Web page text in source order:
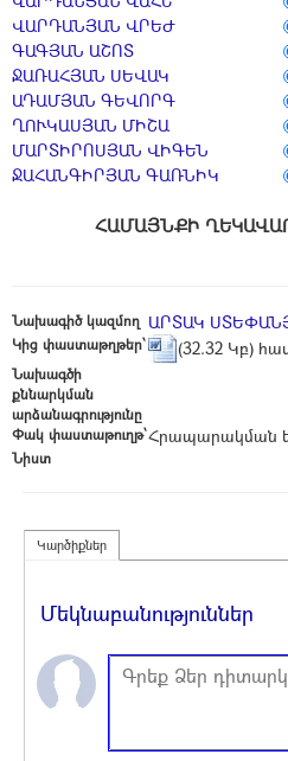
ՎԱՐԴԱՆՅԱՆ ՎՐԵԺ
ԳԱԳՅԱՆ ԱՇՈՏ
ՋԱՌԱՀՅԱՆ ՍԵՎԱԿ
ԱԴԱՄՅԱՆ ԳԵՎՈՐԳ
ՂՈՒԿԱՍՅԱՆ ՄԻՇԱ
ՄԱՐՏԻՐՈՍՅԱՆ ՎԻԳԵՆ
ՋԱՀԱՆԳԻՐՅԱՆ ԳԱՌՆԻԿ
ՀԱՄԱՅՆՔԻ
Նախագիծ կազմող ԱՐՏԱԿ
Կից փաստաթղթեր՝ (32.32 Կբ)
Նախագծի
քննարկման
արձանագրությունը
Փակ փաստաթուղթ՝Հրապարակման
Նիստ
Կարծիքներ
Մեկնաբանություններ